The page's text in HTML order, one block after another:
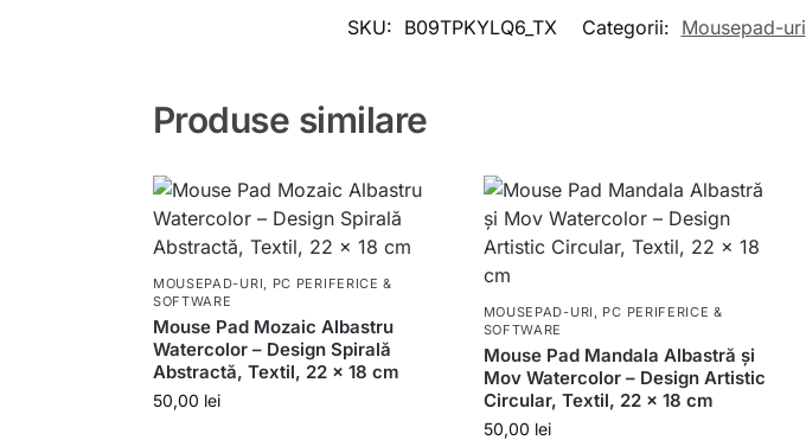
SKU: B09TPKYLQ6_TX Categorii: Mousepad-uri
Produse similare
MOUSEPAD-URI, PC PERIFERICE &
SOFTWARE
Mouse Pad Mozaic Albastru
Watercolor – Design Spirală
Abstractă, Textil, 22 x 18 cm
50,00 lei
MOUSEPAD-URI , PC PERIFERICE &
SOFTWARE
Mouse Pad Mandala Albastră și
Mov Watercolor – Design Artistic
Circular, Textil, 22 x 18 cm
50,00 lei